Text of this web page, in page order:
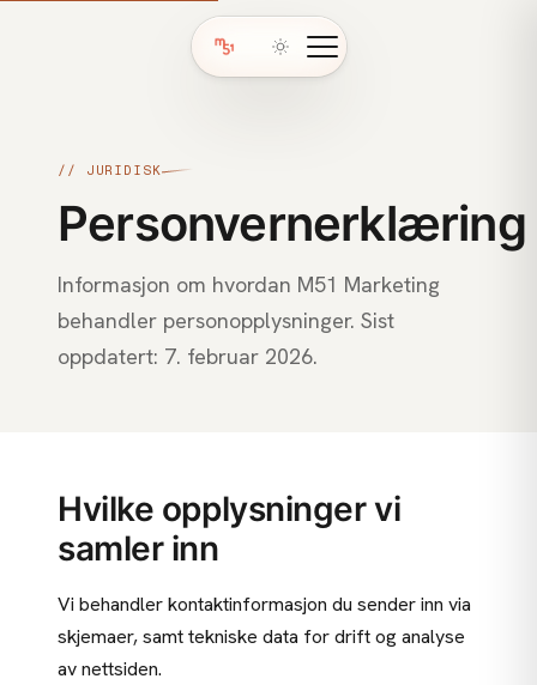
// JURIDISK
Personvernerklæring
Informasjon om hvordan M51 Marketing
behandler personopplysninger. Sist
oppdatert: 7. februar 2026.
Hvilke opplysninger vi
samler inn
Vi behandler kontaktinformasjon du sender inn via
skjemaer, samt tekniske data for drift og analyse
av nettsiden.